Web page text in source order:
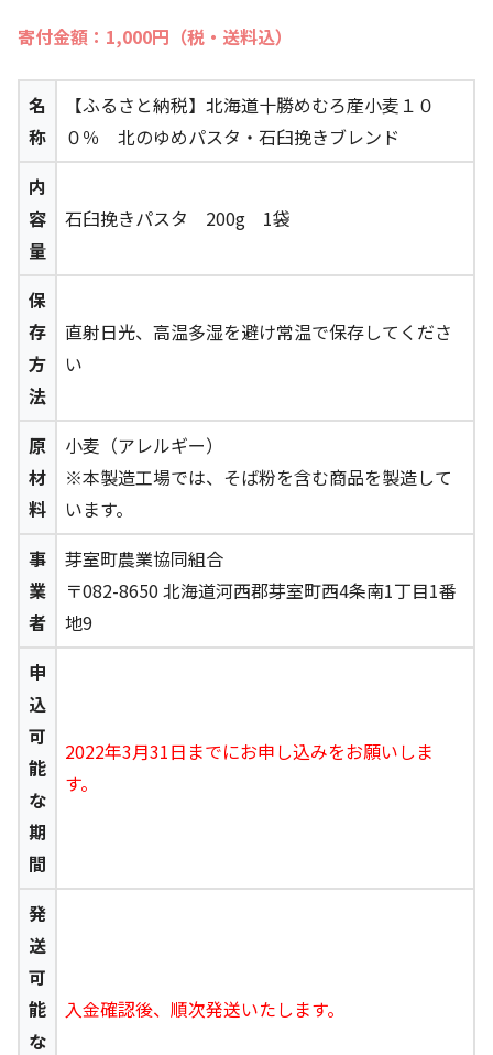
寄付金額：1,000円（税・送料込）
名
称
【ふるさと納税】北海道十勝めむろ産小麦１０
０％ 北のゆめパスタ・石臼挽きブレンド
内
容
量
石臼挽きパスタ 200g 1袋
保
存
方
法
直射日光、高温多湿を避け常温で保存してくださ
い
原
材
料
小麦（アレルギー）
※本製造工場では、そば粉を含む商品を製造して
います。
事
業
者
芽室町農業協同組合
〒082-8650 北海道河西郡芽室町西4条南1丁目1番
地9
申
込
可
能
な
期
間
2022年3月31日までにお申し込みをお願いしま
す。
発
送
可
能
な
入金確認後、順次発送いたします。